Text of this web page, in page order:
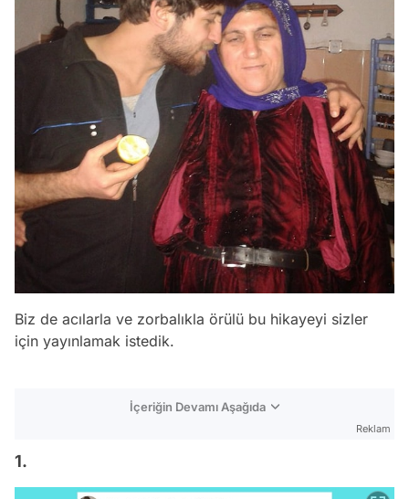
Biz de acılarla ve zorbalıkla örülü bu hikayeyi sizler
için yayınlamak istedik.
İçeriğin Devamı Aşağıda
Reklam
1.